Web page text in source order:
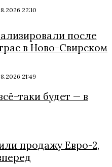
22:10
после
в Ново-Свирском
21:49
таки будет — в
продажу Евро-2,